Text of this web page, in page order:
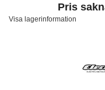
Pris
Visa lagerinformation